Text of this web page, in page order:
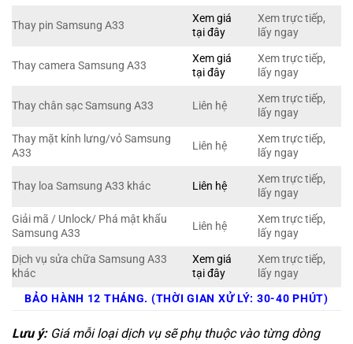
Thay pin Samsung A33
Xem giá
tại đây
Xem trực tiếp,
lấy ngay
Thay camera Samsung A33
Xem giá
tại đây
Xem trực tiếp,
lấy ngay
Thay chân sạc Samsung A33 Liên hệ
Xem trực tiếp,
lấy ngay
Thay mặt kính lưng/vỏ Samsung
A33
Liên hệ
Xem trực tiếp,
lấy ngay
Thay loa Samsung A33 khác Liên hệ
Xem trực tiếp,
lấy ngay
Giải mã / Unlock/ Phá mật khẩu
Samsung A33
Liên hệ
Xem trực tiếp,
lấy ngay
Dịch vụ sửa chữa Samsung A33
khác
Xem giá
tại đây
Xem trực tiếp,
lấy ngay
BẢO HÀNH 12 THÁNG. (THỜI GIAN XỬ LÝ: 30-40 PHÚT)
Lưu ý:Giá mỗi loại dịch vụ sẽ phụ thuộc vào từng dòng